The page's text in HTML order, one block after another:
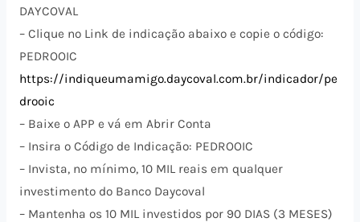
DAYCOVAL
– Clique no Link de indicação abaixo e copie o código:
PEDROOIC
https://indiqueumamigo.daycoval.com.br/indicador/pe
drooic
– Baixe o APP e vá em Abrir Conta
– Insira o Código de Indicação: PEDROOIC
– Invista, no mínimo, 10 MIL reais em qualquer
investimento do Banco Daycoval
– Mantenha os 10 MIL investidos por 90 DIAS (3 MESES)